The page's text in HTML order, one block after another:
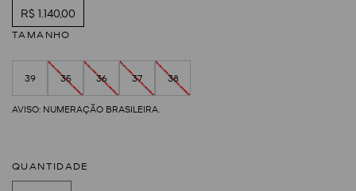
R$ 1.140,00
TAMANHO
39 35 36 37 38
QUANTIDADE